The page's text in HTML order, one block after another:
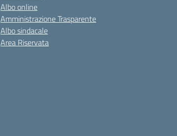
Albo online
Amministrazione Trasparente
Albo sindacale
Area Riservata